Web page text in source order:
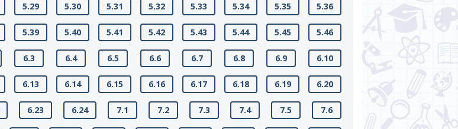
5.29 5.30 5.31 5.32 5.33 5.34 5.35 5.36
5.39 5.40 5.41 5.42 5.43 5.44 5.45 5.46
6.3 6.4 6.5 6.6 6.7 6.8 6.9 6.10
6.13 6.14 6.15 6.16 6.17 6.18 6.19 6.20
6.23 6.24 7.1 7.2 7.3 7.4 7.5 7.6